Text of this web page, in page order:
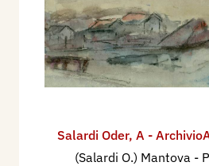
Salardi Oder, A -
(Salardi O.) Mantova -